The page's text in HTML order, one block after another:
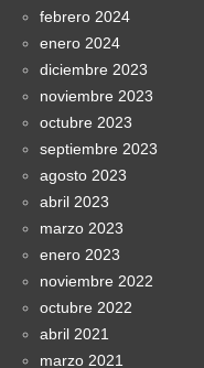
febrero 2024
enero 2024
diciembre 2023
noviembre 2023
octubre 2023
septiembre 2023
agosto 2023
abril 2023
marzo 2023
enero 2023
noviembre 2022
octubre 2022
abril 2021
marzo 2021